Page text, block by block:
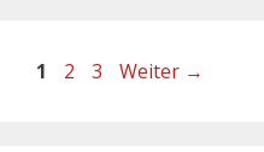
1 2 3 Weiter →